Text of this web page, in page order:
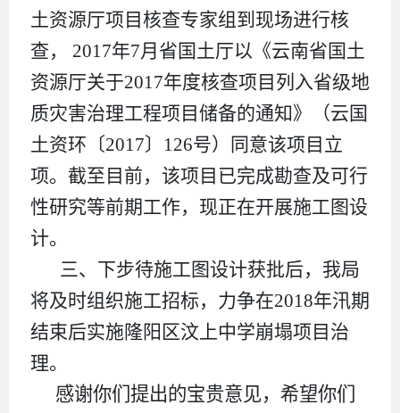
土资源厅项目核查专家组到现场进行核
查， 2017年7月省国土厅以《云南省国土
资源厅关于2017年度核查项目列入省级地
质灾害治理工程项目储备的通知》（云国
土资环〔2017〕 126号）同意该项目立
项。 截至目前，该项目已完成勘查及可行
性研究等前期工作，现正在开展施工图设
计。
三、下步待施工图设计获批后，我局
将及时组织施工招标，力争在2018年汛期
结束后实施隆阳区汶上中学崩塌项目治
理。
感谢你们提出的宝贵意见，希望你们